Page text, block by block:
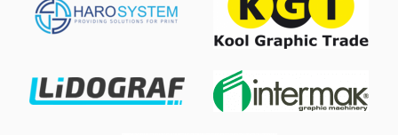
Beka-Mak
Bourg